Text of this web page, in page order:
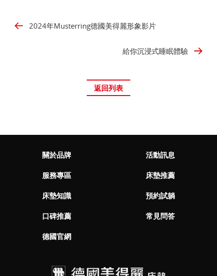
2024年Musterring德國美得麗形象影片
給你沉浸式睡眠體驗
返回列表
關於品牌 活動訊息
服務專區 床墊推薦
床墊知識 預約試躺
口碑推薦 常見問答
德國官網